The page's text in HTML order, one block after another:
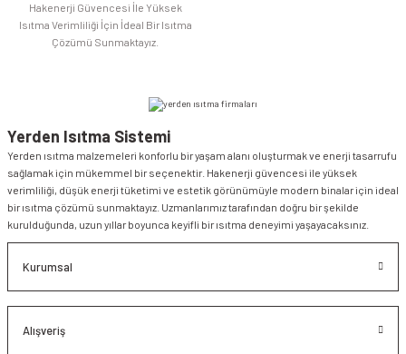
Hakenerji Güvencesi İle Yüksek
Isıtma Verimliliği İçin İdeal Bir Isıtma
Çözümü Sunmaktayız.
Yerden Isıtma Sistemi
Yerden ısıtma malzemeleri konforlu bir yaşam alanı oluşturmak ve enerji tasarrufu
sağlamak için mükemmel bir seçenektir. Hakenerji güvencesi ile yüksek
verimliliği, düşük enerji tüketimi ve estetik görünümüyle modern binalar için ideal
bir ısıtma çözümü sunmaktayız. Uzmanlarımız tarafından doğru bir şekilde
kurulduğunda, uzun yıllar boyunca keyifli bir ısıtma deneyimi yaşayacaksınız.
Kurumsal
Alışveriş